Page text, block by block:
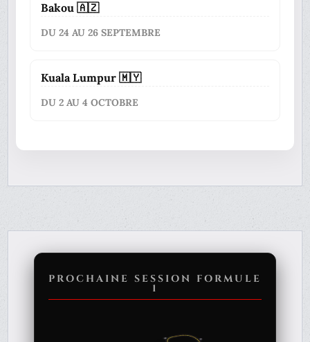
Bakou 🇦🇿
DU 24 AU 26 SEPTEMBRE
Kuala Lumpur 🇲🇾
DU 2 AU 4 OCTOBRE
PROCHAINE SESSION FORMULE
1